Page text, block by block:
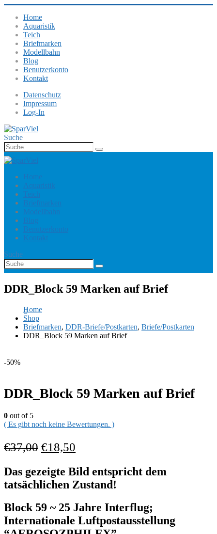
Home
Aquaristik
Teich
Briefmarken
Modellbahn
Blog
Benutzerkonto
Kontakt
Datenschutz
Impressum
Log-In
Suche
Home
Aquaristik
Teich
Briefmarken
Modellbahn
Blog
Benutzerkonto
Kontakt
Suche
DDR_Block 59 Marken auf Brief
Home
Shop
Briefmarken, DDR-Briefe/Postkarten, Briefe/Postkarten
DDR_Block 59 Marken auf Brief
-50%
DDR_Block 59 Marken auf Brief
0 out of 5
( Es gibt noch keine Bewertungen. )
€37,00 €18,50
Das gezeigte Bild entspricht dem
tatsächlichen Zustand!
Block 59 ~ 25 Jahre Interflug;
Internationale Luftpostausstellung